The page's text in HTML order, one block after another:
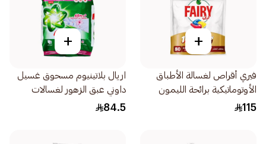
+
فيري أقراص لغسالة الأطباق
الأوتوماتيكية برائحة الليمون
80كبسولة
115
+
اريال بلاتينيوم مسحوق غسيل
داوني عبق الزهور لغسالات
التعبئة الأمامية 5.5كيلو
84.5